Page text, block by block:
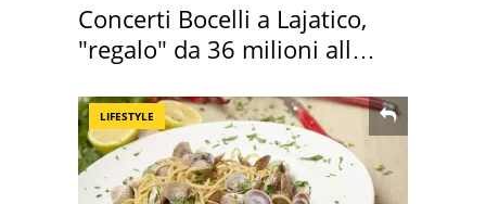
Concerti Bocelli a Lajatico,
"regalo" da 36 milioni alla
LIFESTYLE